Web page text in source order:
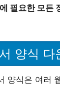
필요한 모든
양식 다
양식은 여러